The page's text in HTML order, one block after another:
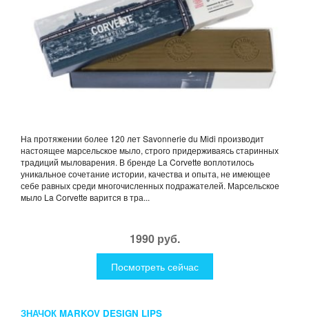
На протяжении более 120 лет Savonnerie du Midi производит
настоящее марсельское мыло, строго придерживаясь старинных
традиций мыловарения. В бренде La Corvette воплотилось
уникальное сочетание истории, качества и опыта, не имеющее
себе равных среди многочисленных подражателей. Марсельское
мыло La Corvette варится в тра...
1990 руб.
Посмотреть сейчас
ЗНАЧОК MARKOV DESIGN LIPS